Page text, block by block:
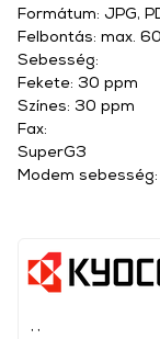
Formátum: JPG,
Felbontás: max.
Sebesség:
Fekete: 30 ppm
Színes: 30 ppm
Fax:
SuperG3
Modem